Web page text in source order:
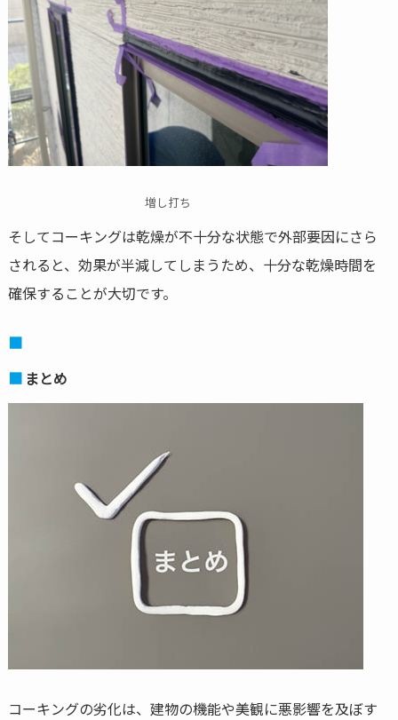
増し打ち
そしてコーキングは乾燥が不十分な状態で外部要因にさら
されると、効果が半減してしまうため、十分な乾燥時間を
確保することが大切です。
まとめ
コーキングの劣化は、建物の機能や美観に悪影響を及ぼす